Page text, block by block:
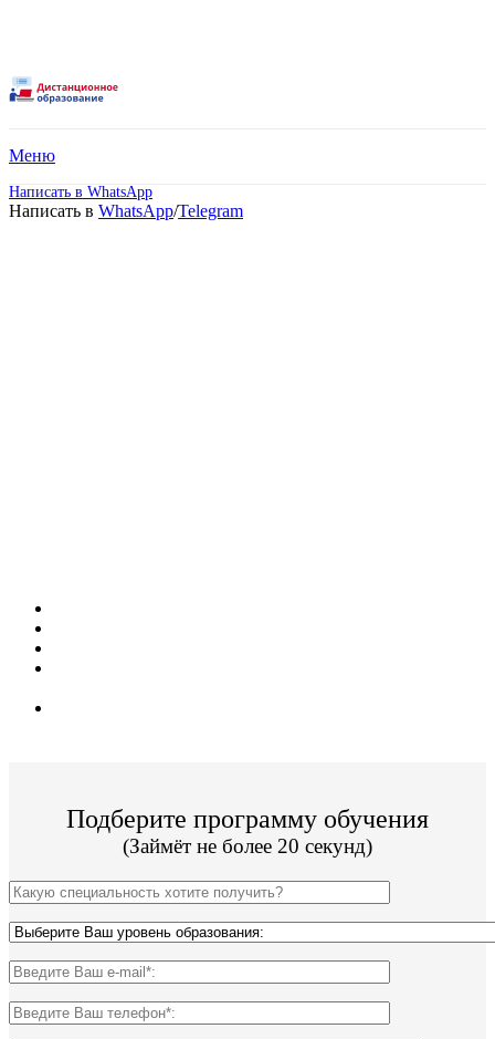
Меню
Написать в WhatsApp
Написать в WhatsApp/Telegram
Подберите программу обучения
(Займёт не более 20 секунд)